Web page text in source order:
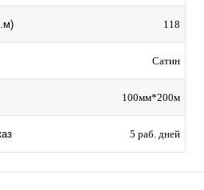
118
Сатин
100мм*200м
5 раб. дней